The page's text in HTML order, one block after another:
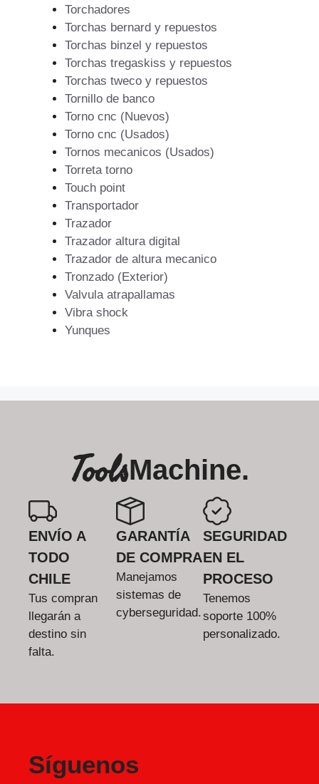
Torchadores
Torchas bernard y repuestos
Torchas binzel y repuestos
Torchas tregaskiss y repuestos
Torchas tweco y repuestos
Tornillo de banco
Torno cnc (Nuevos)
Torno cnc (Usados)
Tornos mecanicos (Usados)
Torreta torno
Touch point
Transportador
Trazador
Trazador altura digital
Trazador de altura mecanico
Tronzado (Exterior)
Valvula atrapallamas
Vibra shock
Yunques
ToolsMachine.
ENVÍO A
TODO
CHILE
Tus compran
llegarán a
destino sin
falta.
GARANTÍA
DE COMPRA
Manejamos
sistemas de
cyberseguridad.
SEGURIDAD
EN EL
PROCESO
Tenemos
soporte 100%
personalizado.
Síguenos